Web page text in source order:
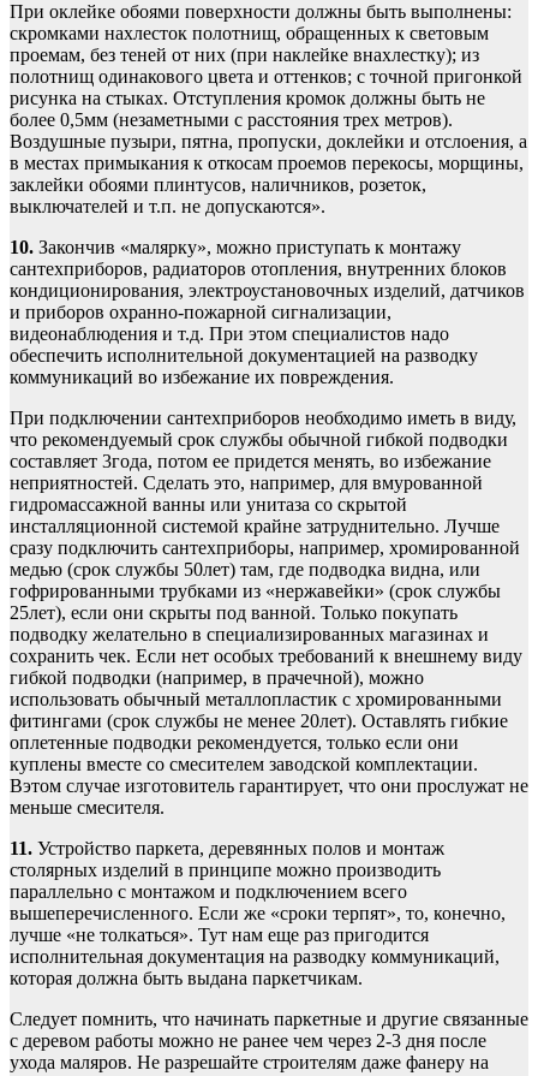
При оклейке обоями поверхности должны быть выполнены:
скромками нахлесток полотнищ, обращенных к световым
проемам, без теней от них (при наклейке внахлестку); из
полотнищ одинакового цвета и оттенков; с точной пригонкой
рисунка на стыках. Отступления кромок должны быть не
более 0,5мм (незаметными с расстояния трех метров).
Воздушные пузыри, пятна, пропуски, доклейки и отслоения, а
в местах примыкания к откосам проемов перекосы, морщины,
заклейки обоями плинтусов, наличников, розеток,
выключателей и т.п. не допускаются».
10. Закончив «малярку», можно приступать к монтажу
сантехприборов, радиаторов отопления, внутренних блоков
кондиционирования, электроустановочных изделий, датчиков
и приборов охранно-пожарной сигнализации,
видеонаблюдения и т.д. При этом специалистов надо
обеспечить исполнительной документацией на разводку
коммуникаций во избежание их повреждения.
При подключении сантехприборов необходимо иметь в виду,
что рекомендуемый срок службы обычной гибкой подводки
составляет 3года, потом ее придется менять, во избежание
неприятностей. Сделать это, например, для вмурованной
гидромассажной ванны или унитаза со скрытой
инсталляционной системой крайне затруднительно. Лучше
сразу подключить сантехприборы, например, хромированной
медью (срок службы 50лет) там, где подводка видна, или
гофрированными трубками из «нержавейки» (срок службы
25лет), если они скрыты под ванной. Только покупать
подводку желательно в специализированных магазинах и
сохранить чек. Если нет особых требований к внешнему виду
гибкой подводки (например, в прачечной), можно
использовать обычный металлопластик с хромированными
фитингами (срок службы не менее 20лет). Оставлять гибкие
оплетенные подводки рекомендуется, только если они
куплены вместе со смесителем заводской комплектации.
Вэтом случае изготовитель гарантирует, что они прослужат не
меньше смесителя.
11. Устройство паркета, деревянных полов и монтаж
столярных изделий в принципе можно производить
параллельно с монтажом и подключением всего
вышеперечисленного. Если же «сроки терпят», то, конечно,
лучше «не толкаться». Тут нам еще раз пригодится
исполнительная документация на разводку коммуникаций,
которая должна быть выдана паркетчикам.
Следует помнить, что начинать паркетные и другие связанные
с деревом работы можно не ранее чем через 2-3 дня после
ухода маляров. Не разрешайте строителям даже фанеру на